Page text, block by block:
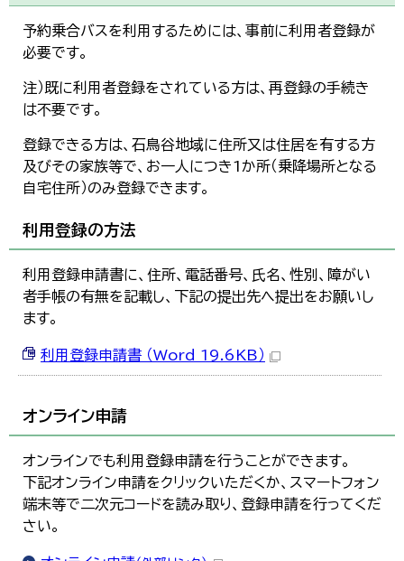
予約乗合バスを利用するためには、事前に利用者登録が
必要です。
注）既に利用者登録をされている方は、再登録の手続き
は不要です。
登録できる方は、石鳥谷地域に住所又は住居を有する方
及びその家族等で、お一人につき1か所（乗降場所となる
自宅住所）のみ登録できます。
利用登録の方法
利用登録申請書に、住所、電話番号、氏名、性別、障がい
者手帳の有無を記載し、下記の提出先へ提出をお願いし
ます。
利用登録申請書 （Word 19.6KB）
オンライン申請
オンラインでも利用登録申請を行うことができます。
下記オンライン申請をクリックいただくか、スマートフォン
端末等で二次元コードを読み取り、登録申請を行ってくだ
さい。